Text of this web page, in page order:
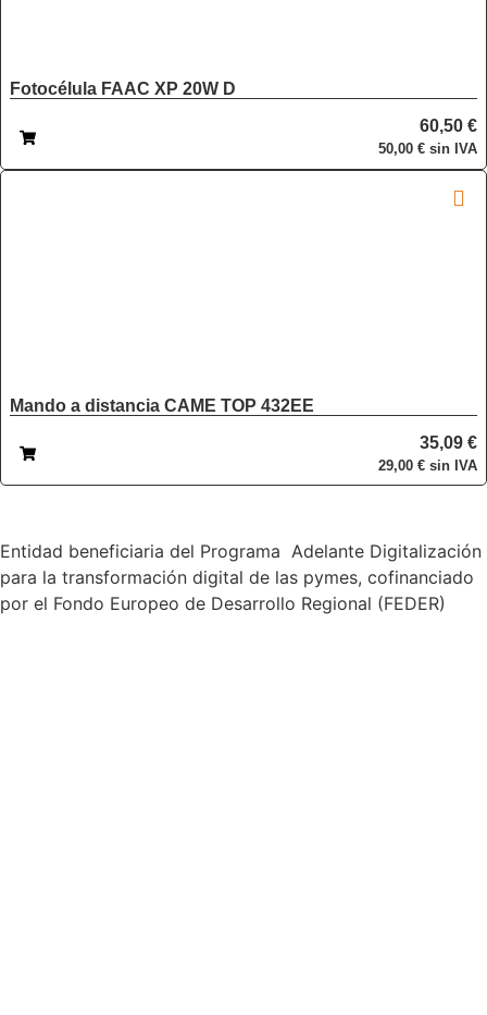
Fotocélula FAAC XP 20W D
60,50 €
50,00 € sin IVA
Mando a distancia CAME TOP 432EE
35,09 €
29,00 € sin IVA
Entidad beneficiaria del Programa Adelante Digitalización
para la transformación digital de las pymes, cofinanciado
por el Fondo Europeo de Desarrollo Regional (FEDER)